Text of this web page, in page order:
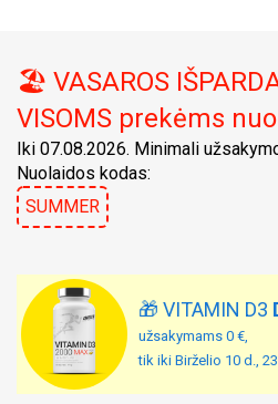
🏖️ VASAROS
VISOMS prekėms
Iki 07.08.2026. Minimali
Nuolaidos kodas:
SUMMER
🎁 VITAMIN D3
užsakymams 0 €,
tik iki Birželio 10 d.,